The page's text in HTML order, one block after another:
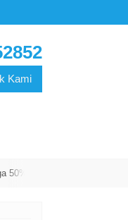
Kami
Langsung